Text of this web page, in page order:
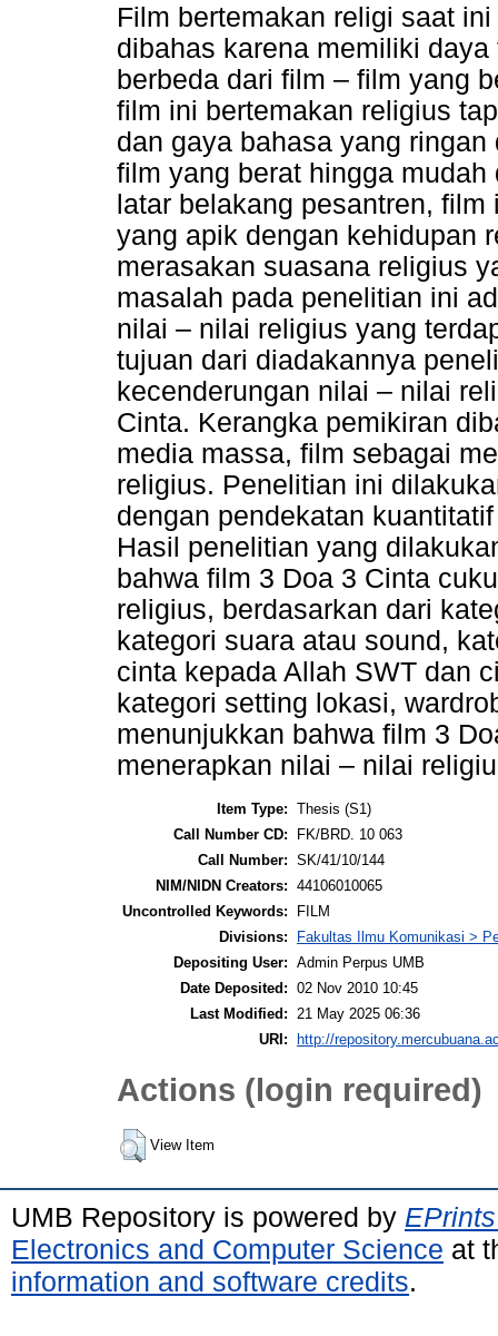
Film bertemakan religi saat
dibahas karena memiliki
berbeda dari film – film yang
film ini bertemakan religius
dan gaya bahasa yang
film yang berat hingga
latar belakang pesantren,
yang apik dengan kehidupan
merasakan suasana religius
masalah pada penelitian ini
nilai – nilai religius yang
tujuan dari diadakannya
kecenderungan nilai – nilai
Cinta. Kerangka pemikiran
media massa, film sebagai
religius. Penelitian ini
dengan pendekatan
Hasil penelitian yang
bahwa film 3 Doa 3 Cinta
religius, berdasarkan dari
kategori suara atau sound,
cinta kepada Allah SWT dan
kategori setting lokasi,
menunjukkan bahwa film 3
menerapkan nilai – nilai
Item Type: Thesis (S1)
Call Number CD:
FK/BRD. 10 063
Call Number: SK/41/10/144
NIM/NIDN Creators: 44106010065
Uncontrolled Keywords:
FILM
Divisions:
Fakultas Ilmu Komunikasi >
Depositing User: Admin Perpus UMB
Date Deposited: 02 Nov 2010 10:45
Last Modified: 21 May 2025 06:36
URI:
http://
Actions (login required)
View Item
UMB Repository is powered by
Electronics and Computer Science at
information and software credits.